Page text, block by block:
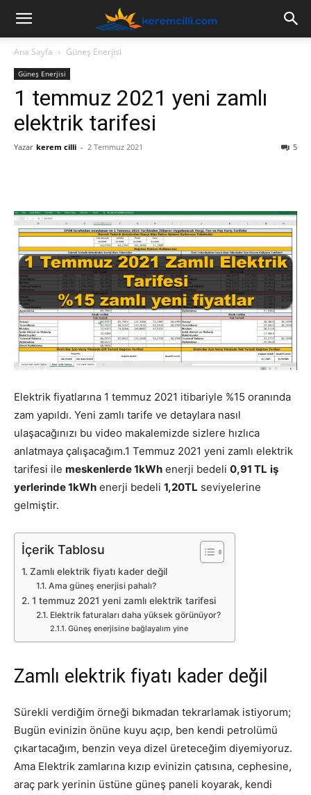
Ana Sayfa Güneş Enerjisi
Güneş Enerjisi
1 temmuz 2021 yeni zamlı
elektrik tarifesi
Yazar kerem cilli - 2 Temmuz 2021 5
Elektrik fiyatlarına 1 temmuz 2021 itibariyle %15 oranında
zam yapıldı. Yeni zamlı tarife ve detaylara nasıl
ulaşacağınızı bu video makalemizde sizlere hızlıca
anlatmaya çalışacağım.1 Temmuz 2021 yeni zamlı elektrik
tarifesi ile meskenlerde 1kWh enerji bedeli 0,91 TL iş
yerlerinde 1kWh enerji bedeli 1,20TL seviyelerine
gelmiştir.
İçerik Tablosu
Zamlı elektrik fiyatı kader değil
Ama güneş enerjisi pahalı?
1 temmuz 2021 yeni zamlı elektrik tarifesi
Elektrik faturaları daha yüksek görünüyor?
Güneş enerjisine bağlayalım yine
Zamlı elektrik fiyatı kader değil
Sürekli verdiğim örneği bıkmadan tekrarlamak istiyorum;
Bugün evinizin önüne kuyu açıp, ben kendi petrolümü
çıkartacağım, benzin veya dizel üreteceğim diyemiyoruz.
Ama Elektrik zamlarına kızıp evinizin çatısına, cephesine,
araç park yerinin üstüne güneş paneli koyarak, kendi